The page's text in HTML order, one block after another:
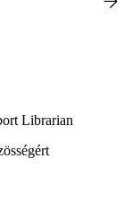
Librarian